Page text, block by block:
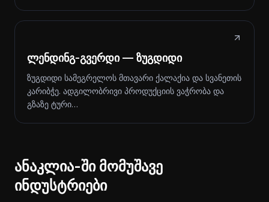
ლენდინგ-გვერდი — ზუგდიდი
ზუგდიდი სამეგრელოს მთავარი ქალაქია და სვანეთის
კარიბჭე. ადგილობრივი პროდუქციის ვაჭრობა და
გზაზე ტური…
ანაკლია-ში მომუშავე
ინდუსტრიები